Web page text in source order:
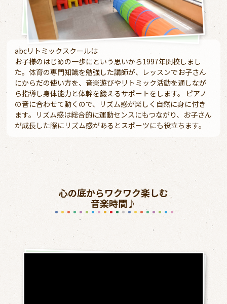
abcリトミックスクールは
お子様のはじめの一歩にという思いから1997年開校しまし
た。体育の専門知識を勉強した講師が、レッスンでお子さん
にからだの使い方を、音楽遊びやリトミック活動を通しなが
ら指導し身体能力と体幹を鍛えるサポートをします。 ピアノ
の音に合わせて動くので、リズム感が楽しく自然に身に付き
ます。リズム感は総合的に運動センスにもつながり、お子さん
が成長した際にリズム感があるとスポーツにも役立ちます。
心の底からワクワク楽しむ
音楽時間♪